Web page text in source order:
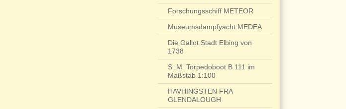
Forschungsschiff METEOR
Museumsdampfyacht MEDEA
Die Galiot Stadt Elbing von
1738
S. M. Torpedoboot B 111 im
Maßstab 1:100
HAVHINGSTEN FRA
GLENDALOUGH